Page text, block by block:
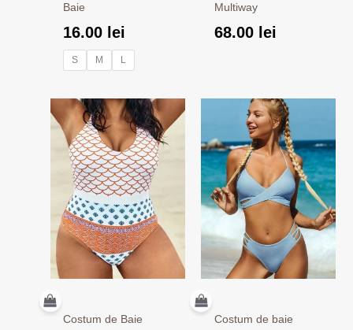
Baie
16.00 lei
S M L
Multiway
68.00 lei
Costum de Baie
Costum de baie